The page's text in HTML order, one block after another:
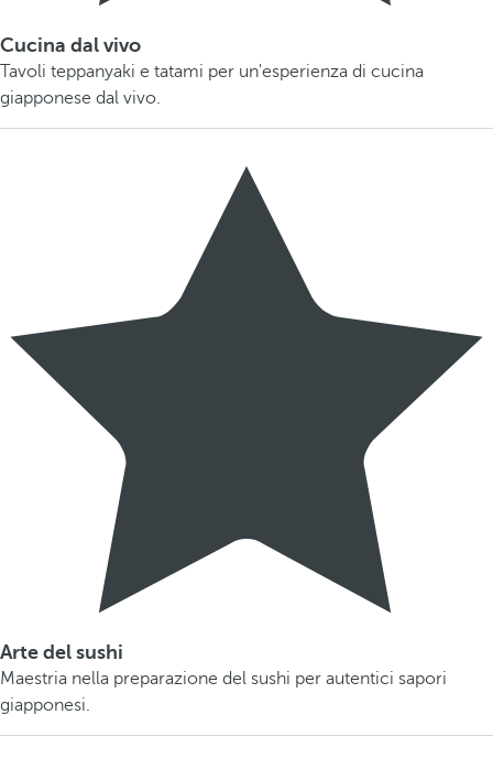
Cucina dal vivo
Tavoli teppanyaki e tatami per un'esperienza di cucina
giapponese dal vivo.
Arte del sushi
Maestria nella preparazione del sushi per autentici sapori
giapponesi.